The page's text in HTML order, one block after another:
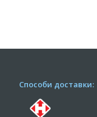
Способи доставки: